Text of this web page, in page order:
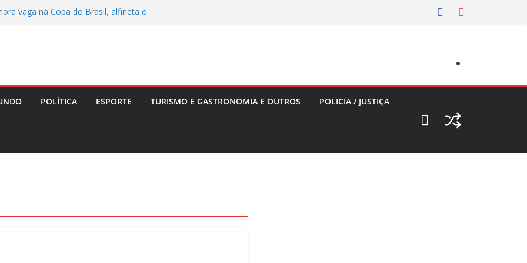
vaga na Copa do Brasil, alfineta o
POLÍTICA ESPORTE TURISMO E GASTRONOMIA E OUTROS POLICIA / JUSTIÇA